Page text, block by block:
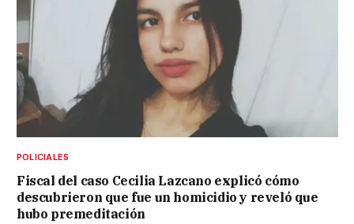
POLICIALES
Fiscal del caso Cecilia Lazcano explicó cómo
descubrieron que fue un homicidio y reveló que
hubo premeditación